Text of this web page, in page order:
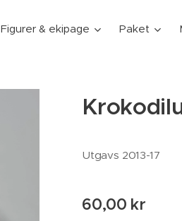
Figurer & ekipage Paket
Utgavs 2013-17
60,00 kr